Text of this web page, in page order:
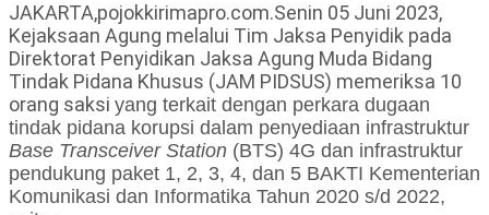
JAKARTA,pojokkirimapro.com.Senin 05 Juni 2023,
Kejaksaan Agung melalui Tim Jaksa Penyidik pada
Direktorat Penyidikan Jaksa Agung Muda Bidang
Tindak Pidana Khusus (JAM PIDSUS) memeriksa 10
orang saksi yang terkait dengan perkara dugaan
tindak pidana korupsi dalam penyediaan infrastruktur
Base Transceiver Station (BTS) 4G dan infrastruktur
pendukung paket 1, 2, 3, 4, dan 5 BAKTI Kementerian
Komunikasi dan Informatika Tahun 2020 s/d 2022,